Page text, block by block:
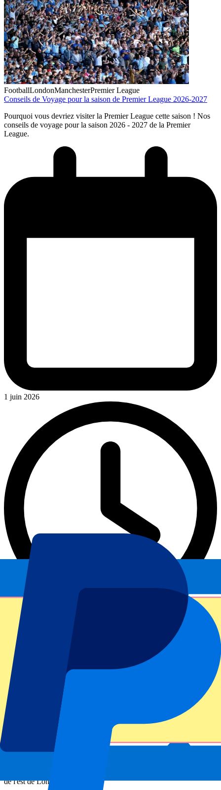
FootballLondonManchesterPremier League
Conseils de Voyage pour la saison de Premier League 2026-2027
Pourquoi vous devriez visiter la Premier League cette saison ! Nos
conseils de voyage pour la saison 2026 - 2027 de la Premier
League.
1 juin 2026
3 min
Les incontournables pour votre première visite à West Ham United
de l'est de Londres.